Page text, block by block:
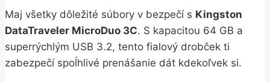
Maj všetky dôležité súbory v bezpečí s Kingston
DataTraveler MicroDuo 3C. S kapacitou 64 GB a
superrýchlým USB 3.2, tento fialový drobček ti
zabezpečí spoĺhlivé prenášanie dát kdekoľvek si.